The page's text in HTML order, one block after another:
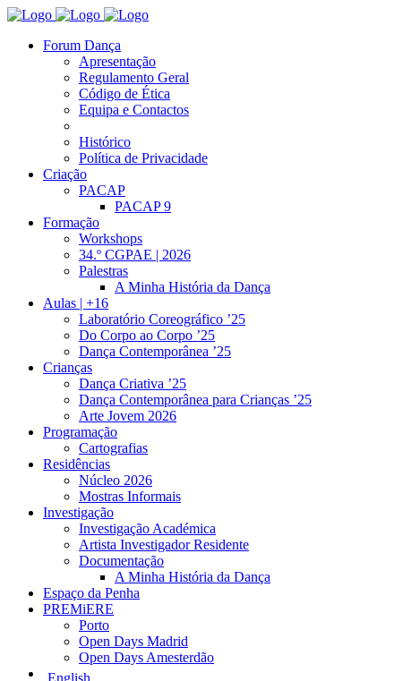
Forum Dança
Apresentação
Regulamento Geral
Código de Ética
Equipa e Contactos
Histórico
Política de Privacidade
Criação
PACAP
PACAP 9
Formação
Workshops
34.º CGPAE | 2026
Palestras
A Minha História da Dança
Aulas | +16
Laboratório Coreográfico ’25
Do Corpo ao Corpo ’25
Dança Contemporânea ’25
Crianças
Dança Criativa ’25
Dança Contemporânea para Crianças ’25
Arte Jovem 2026
Programação
Cartografias
Residências
Núcleo 2026
Mostras Informais
Investigação
Investigação Académica
Artista Investigador Residente
Documentação
A Minha História da Dança
Espaço da Penha
PREMiERE
Porto
Open Days Madrid
Open Days Amesterdão
English